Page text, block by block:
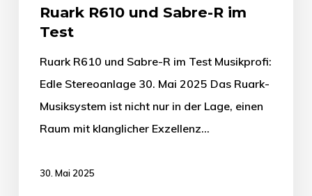
Ruark R610 und Sabre-R im
Test
Ruark R610 und Sabre-R im Test Musikprofi:
Edle Stereoanlage 30. Mai 2025 Das Ruark-
Musiksystem ist nicht nur in der Lage, einen
Raum mit klanglicher Exzellenz…
30. Mai 2025